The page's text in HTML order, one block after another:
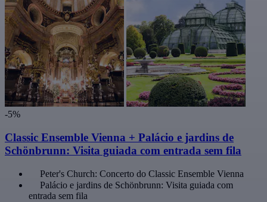
-5%
Classic Ensemble Vienna + Palácio e jardins de
Schönbrunn: Visita guiada com entrada sem fila
Peter's Church: Concerto do Classic Ensemble Vienna
Palácio e jardins de Schönbrunn: Visita guiada com
entrada sem fila